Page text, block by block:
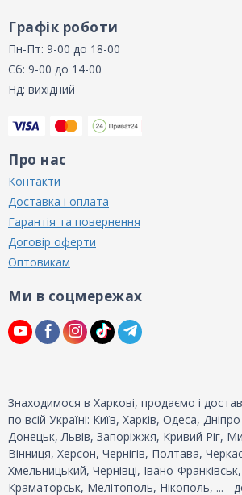
Графік роботи
Пн-Пт: 9-00 до 18-00
Сб: 9-00 до 14-00
Нд: вихідний
Про нас
Контакти
Доставка і оплата
Гарантія та повернення
Договір оферти
Оптовикам
Ми в соцмережах
Знаходимося в Харкові, продаємо і
по всій Україні: Київ, Харків, Одеса,
Донецьк, Львів, Запоріжжя, Кривий Ріг,
Вінниця, Херсон, Чернігів, Полтава,
Хмельницький, Чернівці, Івано-
Краматорськ, Мелітополь, Нікополь, ... -